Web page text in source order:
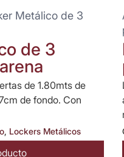
Metálico de 3
de 3
de 1.80mts de
de fondo. Con
, Lockers Metálicos